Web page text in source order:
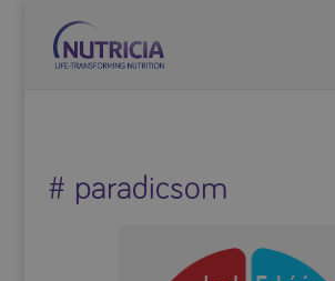
# paradicsom